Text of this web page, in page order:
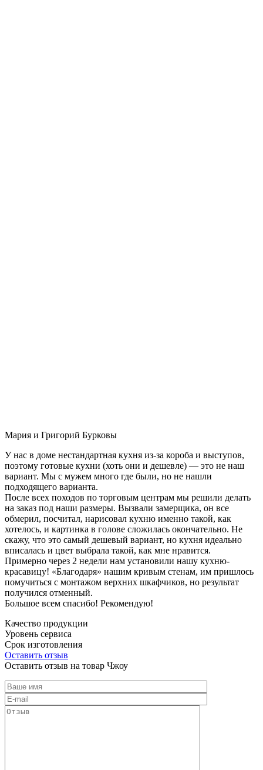
Мария и Григорий Бурковы
У нас в доме нестандартная кухня из-за короба и выступов,
поэтому готовые кухни (хоть они и дешевле) — это не наш
вариант. Мы с мужем много где были, но не нашли
подходящего варианта.
После всех походов по торговым центрам мы решили делать
на заказ под наши размеры. Вызвали замерщика, он все
обмерил, посчитал, нарисовал кухню именно такой, как
хотелось, и картинка в голове сложилась окончательно. Не
скажу, что это самый дешевый вариант, но кухня идеально
вписалась и цвет выбрала такой, как мне нравится.
Примерно через 2 недели нам установили нашу кухню-
красавицу! «Благодаря» нашим кривым стенам, им пришлось
помучиться с монтажом верхних шкафчиков, но результат
получился отменный.
Большое всем спасибо! Рекомендую!
Качество продукции
Уровень сервиса
Срок изготовления
Оставить отзыв
Оставить отзыв на товар Чжоу